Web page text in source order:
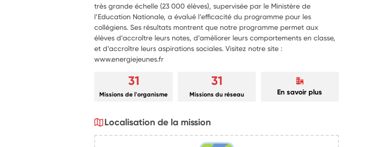
très grande échelle (23 000 élèves), supervisée par le Ministère de
l’Education Nationale, a évalué l’efficacité du programme pour les
collégiens. Ses résultats montrent que notre programme permet aux
élèves d’accroître leurs notes, d’améliorer leurs comportements en classe,
et d’accroître leurs aspirations sociales. Visitez notre site :
www.energiejeunes.fr
31
Missions de l'organisme
31
Missions du réseau En savoir plus
Localisation de la mission